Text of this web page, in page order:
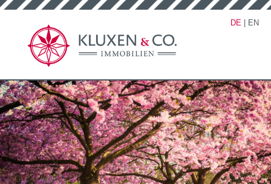
DE EN